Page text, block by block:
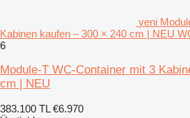
yeni
Kabinen kaufen – 300 × 240 cm | NEU
6
Module-T WC-Container mit 3
cm | NEU
383.100 TL €6.970